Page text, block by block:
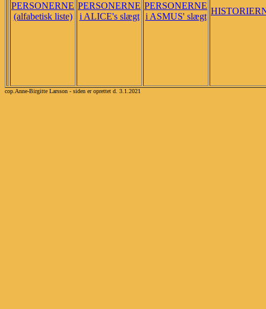
PERSONERNE
(alfabetisk liste)
PERSONERNE
i ALICE's slægt
PERSONERNE
i ASMUS' slægt
cop.Anne-Birgitte Larsson - siden er oprettet d. 3.1.2021